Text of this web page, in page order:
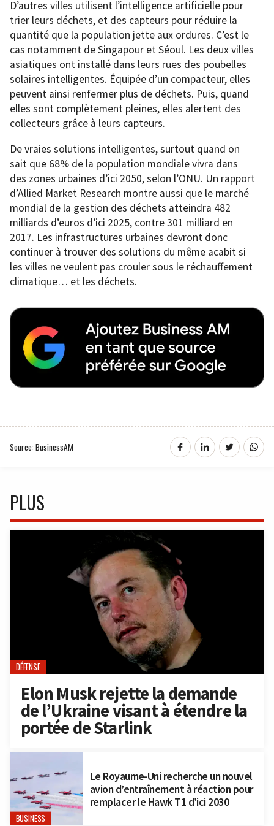
D’autres villes utilisent l’intelligence artificielle pour
trier leurs déchets, et des capteurs pour réduire la
quantité que la population jette aux ordures. C’est le
cas notamment de Singapour et Séoul. Les deux villes
asiatiques ont installé dans leurs rues des poubelles
solaires intelligentes. Équipée d’un compacteur, elles
peuvent ainsi renfermer plus de déchets. Puis, quand
elles sont complètement pleines, elles alertent des
collecteurs grâce à leurs capteurs.
De vraies solutions intelligentes, surtout quand on
sait que 68% de la population mondiale vivra dans
des zones urbaines d’ici 2050, selon l’ONU. Un rapport
d’Allied Market Research montre aussi que le marché
mondial de la gestion des déchets atteindra 482
milliards d’euros d’ici 2025, contre 301 milliard en
2017. Les infrastructures urbaines devront donc
continuer à trouver des solutions du même acabit si
les villes ne veulent pas crouler sous le réchauffement
climatique… et les déchets.
Source: BusinessAM
PLUS
DÉFENSE
Elon Musk rejette la demande
de l’Ukraine visant à étendre la
portée de Starlink
BUSINESS
Le Royaume-Uni recherche un nouvel
avion d’entraînement à réaction pour
remplacer le Hawk T1 d’ici 2030